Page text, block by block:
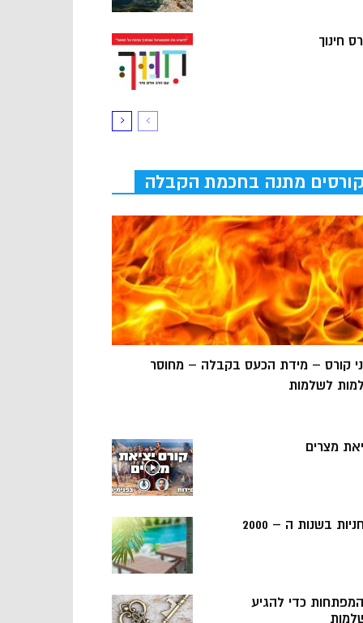
חינוך
קורסים מתנה בחכמת הקבלה
קורס – מידת הכעס בקבלה – מחוסר
לשלמות
מצרים
בשנות ה – 2000
5 המפתחות כדי להגיע